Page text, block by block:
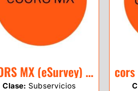
eCORS MX (eSurvey) 20 Horas
Clase: Subservicios